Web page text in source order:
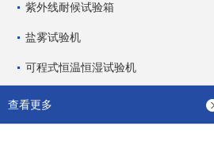
紫外线耐候试验箱
盐雾试验机
可程式恒温恒湿试验机
查看更多